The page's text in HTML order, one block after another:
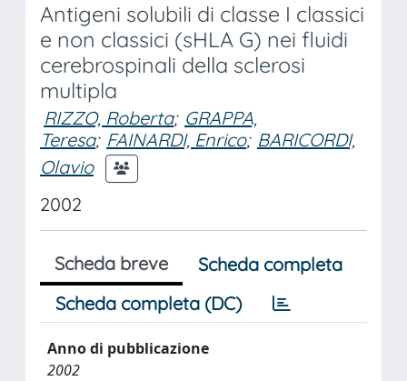
Antigeni solubili di classe I classici
e non classici (sHLA G) nei fluidi
cerebrospinali della sclerosi
multipla
RIZZO, Roberta; GRAPPA,
Teresa; FAINARDI, Enrico; BARICORDI,
Olavio
2002
Scheda breve
Scheda completa
Scheda completa (DC)
Anno di pubblicazione
2002